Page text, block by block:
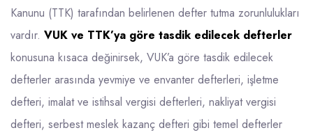
Kanunu (TTK) tarafından belirlenen defter tutma zorunlulukları
vardır. VUK ve TTK’ya göre tasdik edilecek defterler
konusuna kısaca değinirsek, VUK’a göre tasdik edilecek
defterler arasında yevmiye ve envanter defterleri, işletme
defteri, imalat ve istihsal vergisi defterleri, nakliyat vergisi
defteri, serbest meslek kazanç defteri gibi temel defterler